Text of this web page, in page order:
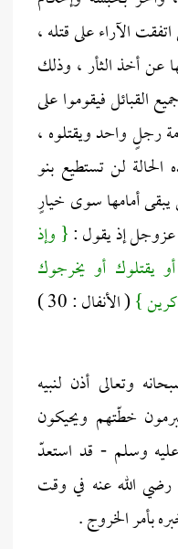
الآراء على قتله ،
عن أخذ الثأر ، وذلك
القبائل فيقوموا على
رجلٍ واحد ويقتلوه ،
الحالة لن تستطيع بنو
أمامها سوى خيارٍ
عزوجل إذ يقول :{ وإذ
يقتلوك أو يخرجوك
}
( الأنفال : 30 )
وتعالى أذن لنبيه
خطّتهم ويحيكون
وسلم - قد استعدّ
رضي الله عنه في وقت
بأمر الخروج .